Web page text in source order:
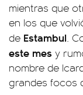
mientras que
en los que
de Estambul.
este mes y
nombre de
grandes focos